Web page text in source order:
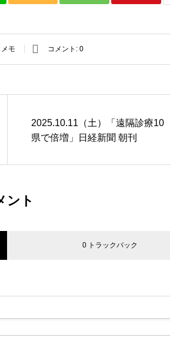
モ コメント: 0
2025.10.11（土）「遠隔診療10
県で倍増」日経新聞 朝刊
ント
0 トラックバック